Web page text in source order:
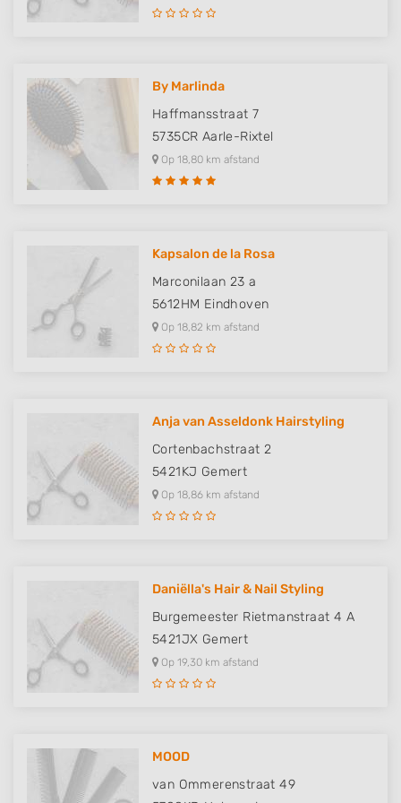
By Marlinda
Haffmansstraat 7
5735CR Aarle-Rixtel
Op 18,80 km afstand
Kapsalon de la Rosa
Marconilaan 23 a
5612HM Eindhoven
Op 18,82 km afstand
Anja van Asseldonk Hairstyling
Cortenbachstraat 2
5421KJ Gemert
Op 18,86 km afstand
Daniëlla's Hair & Nail Styling
Burgemeester Rietmanstraat 4 A
5421JX Gemert
Op 19,30 km afstand
MOOD
van Ommerenstraat 49
or combinations of data from different
Use limited data to select content
IAB Special Features:
Use precise geolocation data
Identify devices based on information
Necessary
Performance
Functional